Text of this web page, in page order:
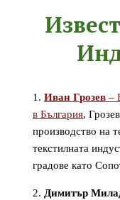
Иван Грозев –
в България,
производство на
текстилната
градове като
Димитър